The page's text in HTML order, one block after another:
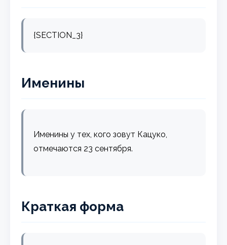
{SECTION_3}
Именины
Именины у тех, кого зовут Кацуко,
отмечаются 23 сентября.
Краткая форма